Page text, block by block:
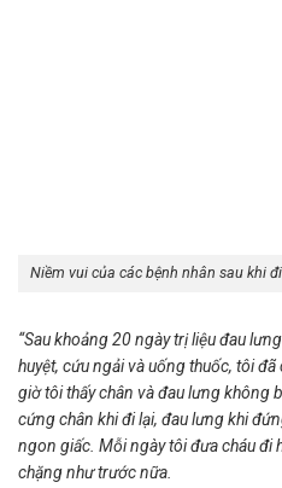
Niềm vui của các bệnh nhân sau khi
“Sau khoảng 20 ngày trị liệu đau
huyệt, cứu ngải và uống thuốc, tôi
giờ tôi thấy chân và đau lưng không
cứng chân khi đi lại, đau lưng khi
ngon giấc. Mỗi ngày tôi đưa cháu đi
chặng như trước nữa.